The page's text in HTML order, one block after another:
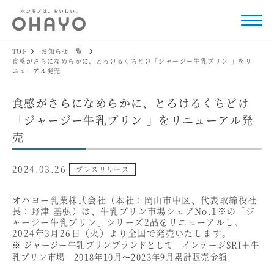
TOP
お知らせ一覧
食感がさらになめらかに、とろけるくちどけ「ジャージー牛乳プリン 」をリ
ニューアル発売
食感がさらになめらかに、とろけるくちどけ
「ジャージー牛乳プリン 」をリニューアル発
売
2024.03.26 プレスリリース
オハヨー乳業株式会社（本社：岡山市中区、代表取締役社
長：野津 基弘）は、牛乳プリン市場シェアNo.1※の「ジ
ャージー牛乳プリン」シリーズ2品をリニューアルし、
2024年3月26日（火）より全国で発売いたします。
※ ジャージー牛乳プリンブランドとして インテージSRI＋牛
乳プリン市場 2018年10月〜2023年9月累計販売金額